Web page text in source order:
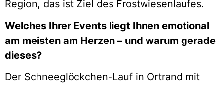
Region, das ist Ziel des Frostwiesenlaufes.
Welches Ihrer Events liegt Ihnen emotional
am meisten am Herzen – und warum gerade
dieses?
Der Schneeglöckchen-Lauf in Ortrand mit